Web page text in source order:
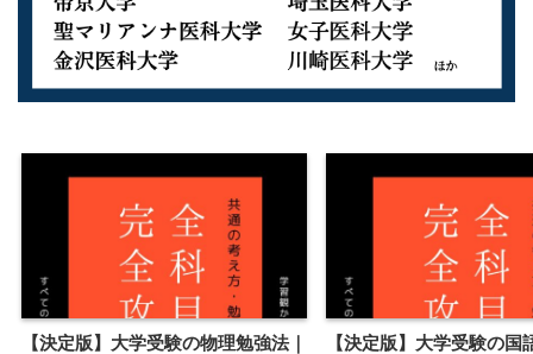
【決定版】大学受験の物理勉強法｜
【決定版】大学受験の国